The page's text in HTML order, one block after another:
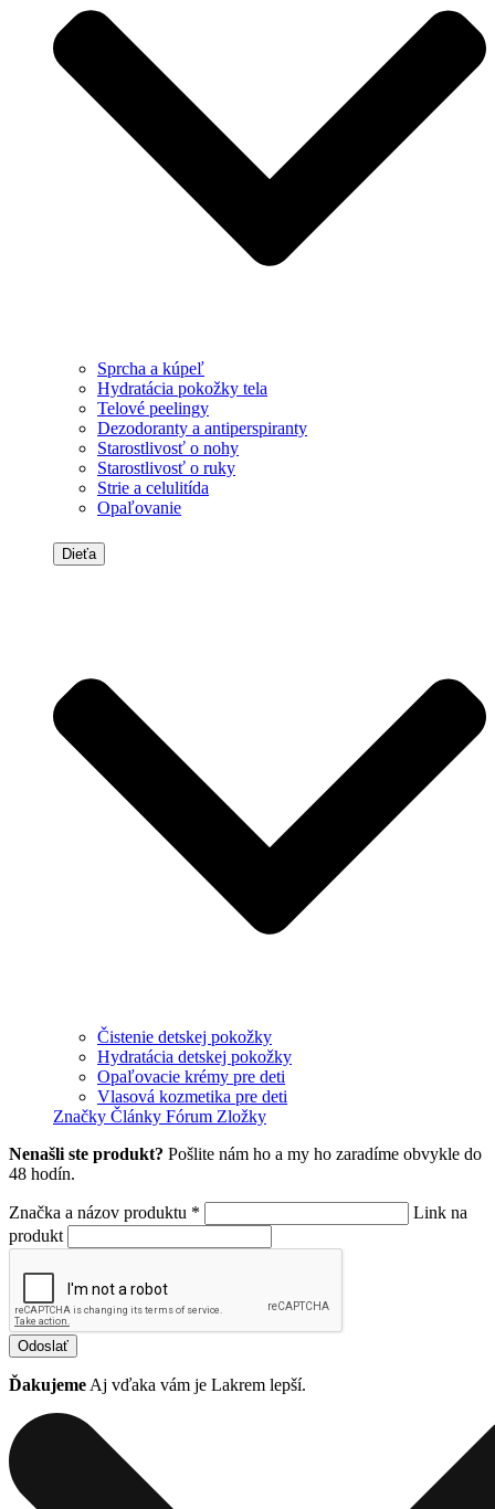
Sprcha a kúpeľ
Hydratácia pokožky tela
Telové peelingy
Dezodoranty a antiperspiranty
Starostlivosť o nohy
Starostlivosť o ruky
Strie a celulitída
Opaľovanie
Dieťa
Čistenie detskej pokožky
Hydratácia detskej pokožky
Opaľovacie krémy pre deti
Vlasová kozmetika pre deti
Značky Články Fórum Zložky
Nenašli ste produkt? Pošlite nám ho a my ho zaradíme obvykle do
48 hodín.
Značka a názov produktu *
Link na
produkt
Odoslať
Ďakujeme Aj vďaka vám je Lakrem lepší.